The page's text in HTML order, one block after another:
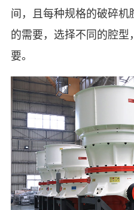
间，且每种规格的破碎
的需要，选择不同的腔
要。